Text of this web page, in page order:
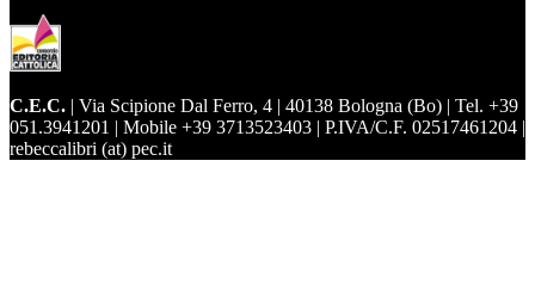
C.E.C. | Via Scipione Dal Ferro, 4 | 40138 Bologna (Bo) | Tel. +39
051.3941201 | Mobile +39 3713523403 | P.IVA/C.F. 02517461204 |
rebeccalibri (at) pec.it